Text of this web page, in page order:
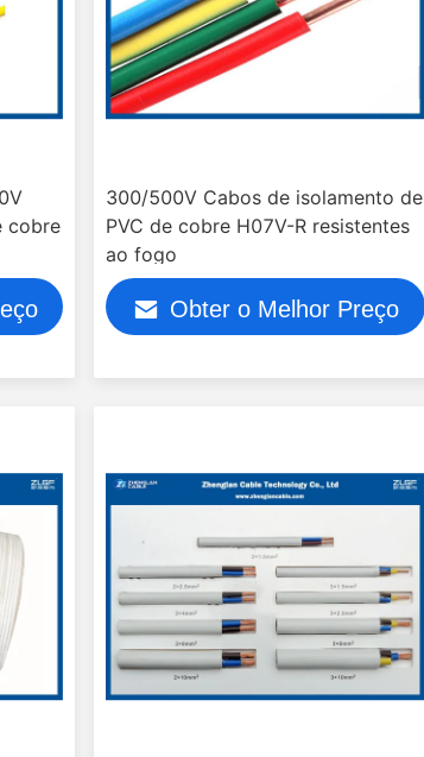
cobre
300/500V Cabos de isolamento de
PVC de cobre H07V-R resistentes
ao fogo
Obter o Melhor Preço